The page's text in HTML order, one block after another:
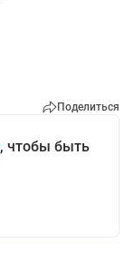
Поделиться
, чтобы быть